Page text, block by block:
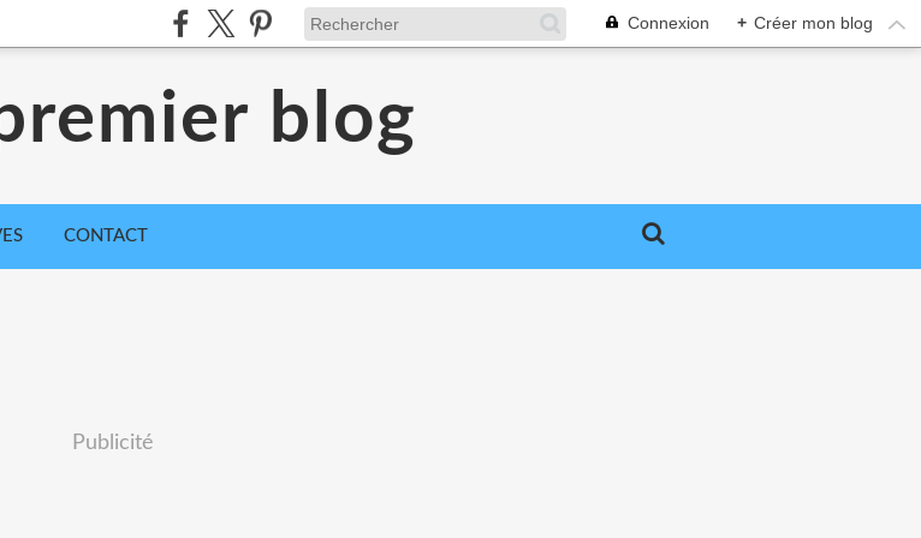
Connexion + Créer mon blog
blog
CONTACT
Publicité